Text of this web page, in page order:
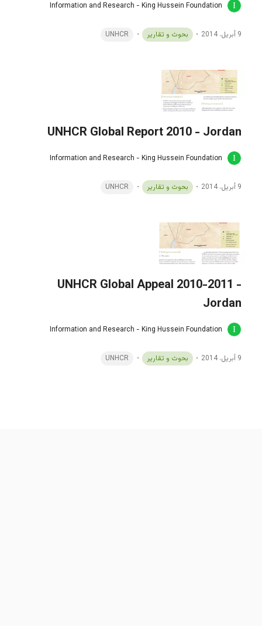
Information and Research - King Hussein Foundation
9 أبريل، 2014 بحوث و تقارير UNHCR
UNHCR Global Report 2010 - Jordan
Information and Research - King Hussein Foundation
9 أبريل، 2014 بحوث و تقارير UNHCR
UNHCR Global Appeal 2010-2011 -
Jordan
Information and Research - King Hussein Foundation
9 أبريل، 2014 بحوث و تقارير UNHCR